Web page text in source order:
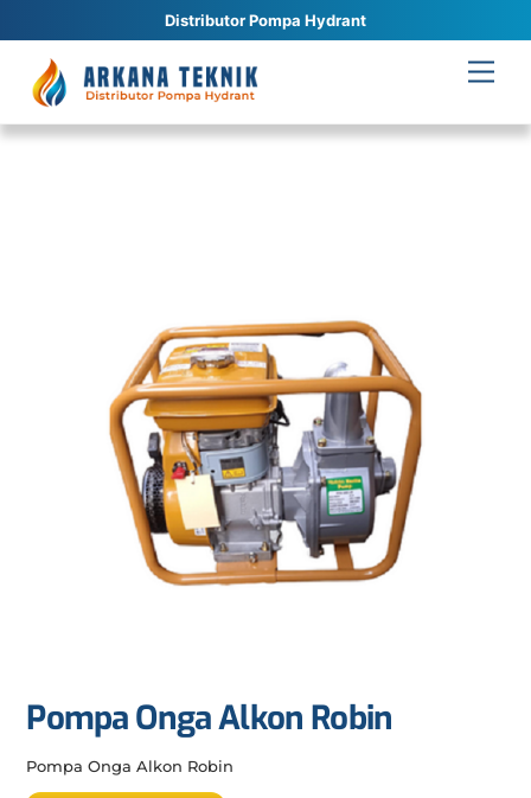
Distributor Pompa Hydrant
content
Pompa Onga Alkon Robin
Pompa Onga Alkon Robin